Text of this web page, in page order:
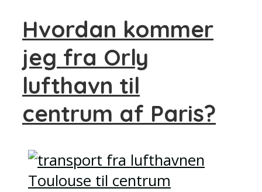
Hvordan kommer
jeg fra Orly
lufthavn til
centrum af Paris?